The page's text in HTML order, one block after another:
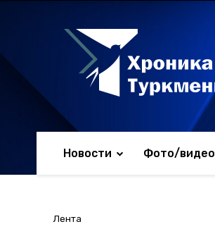
Новости Фото/видео
Лента